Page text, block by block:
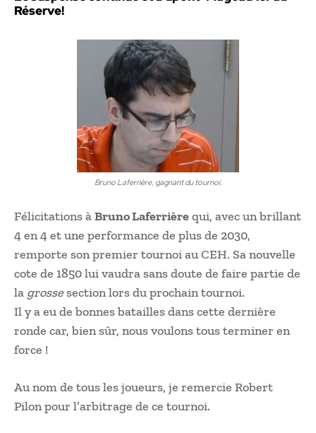
Réserve!
Bruno Laferrière, gagnant du tournoi.
Félicitations àBruno Laferrièrequi, avec un brillant
4 en 4 et une performance de plus de 2030,
remporte son premier tournoi au CEH. Sa nouvelle
cote de 1850 lui vaudra sans doute de faire partie de
la grossesection lors du prochain tournoi.
Il y a eu de bonnes batailles dans cette dernière
ronde car, bien sûr, nous voulons tous terminer en
force !
Au nom de tous les joueurs, je remercie Robert
Pilon pour l’arbitrage de ce tournoi.